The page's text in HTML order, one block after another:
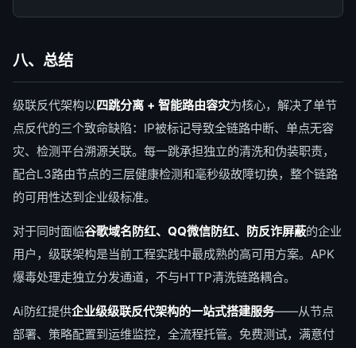
八、总结
级联反代架构以四跳分离 + 智能路由容灾为核心，解决了单节
点反代的三个致命缺陷：IP被标记导致全链路中断、单点无容
灾、检测平台溯源关联。每一跳承担独立的清洗和伪装职责，
配合L3路由节点的三层健康检测和毫秒级故障切换，整个链路
的可用性达到企业级标准。
对于同时面临谷歌域名防红、QQ微信防红、防反诈屏蔽的企业
用户，级联架构是当前工程实践中最成熟的高可用方案。APK
爆毒处理走独立分发通道，不与HTTP清洗链路耦合。
Ai防红提供企业级级联反代架构的一站式搭建服务——从节点
部署、策略配置到运维监控，全流程托管。免费测试，满意付